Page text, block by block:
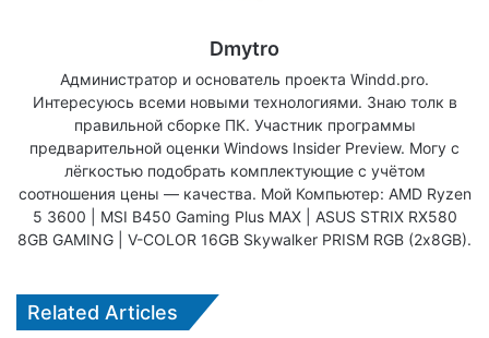
Dmytro
Администратор и основатель проекта Windd.pro.
Интересуюсь всеми новыми технологиями. Знаю толк в
правильной сборке ПК. Участник программы
предварительной оценки Windows Insider Preview. Могу с
лёгкостью подобрать комплектующие с учётом
соотношения цены — качества. Мой Компьютер: AMD Ryzen
5 3600 | MSI B450 Gaming Plus MAX | ASUS STRIX RX580
8GB GAMING | V-COLOR 16GB Skywalker PRISM RGB (2х8GB).
Related Articles